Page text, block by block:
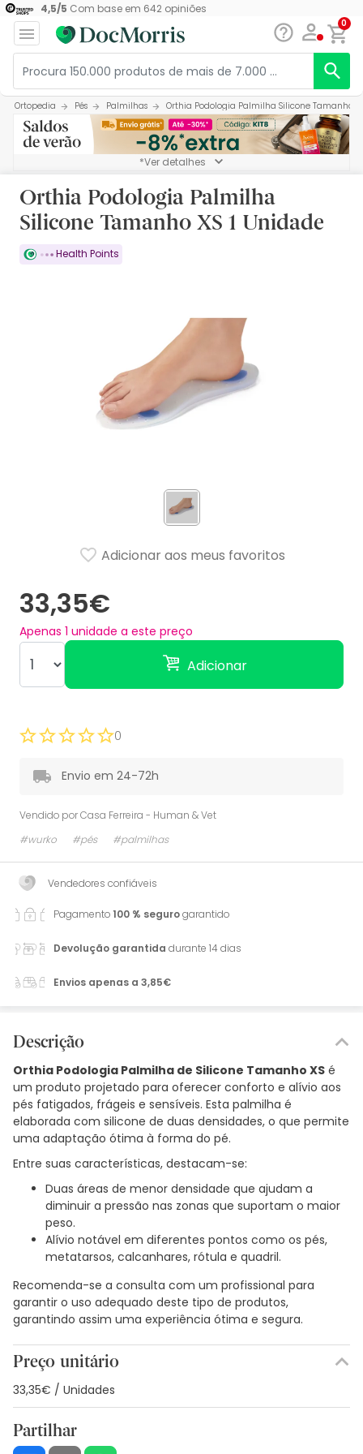
4,5/5 Com base em 642opiniões
0
Ortopedia Pés Palmilhas Orthia Podologia Palmilha Silicone Tamanho
*Ver detalhes
Orthia Podologia Palmilha
Silicone Tamanho XS 1 Unidade
Health Points
33,35€
Apenas 1 unidade a este preço
Adicionar
Adicionar aos meus favoritos
0
Envio em 24-72h
Vendido porCasa Ferreira - Human & Vet
#wurko
#pés #palmilhas
Vendedores confiáveis
Pagamento100 % segurogarantido
Devolução garantida durante 14 dias
Envios apenas a 3,85€
Descrição
Orthia Podologia Palmilha de Silicone Tamanho XS é
um produto projetado para oferecer conforto e alívio aos
pés fatigados, frágeis e sensíveis. Esta palmilha é
elaborada com silicone de duas densidades, o que permite
uma adaptação ótima à forma do pé.
Entre suas características, destacam-se:
Duas áreas de menor densidade que ajudam a
diminuir a pressão nas zonas que suportam o maior
peso.
Alívio notável em diferentes pontos como os pés,
metatarsos, calcanhares, rótula e quadril.
Recomenda-se a consulta com um profissional para
garantir o uso adequado deste tipo de produtos,
garantindo assim uma experiência ótima e segura.
Preço unitário
33,35€ / Unidades
Partilhar